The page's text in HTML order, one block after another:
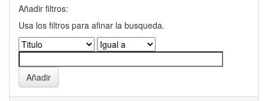
Añadir filtros:
Usa los filtros para afinar la busqueda.